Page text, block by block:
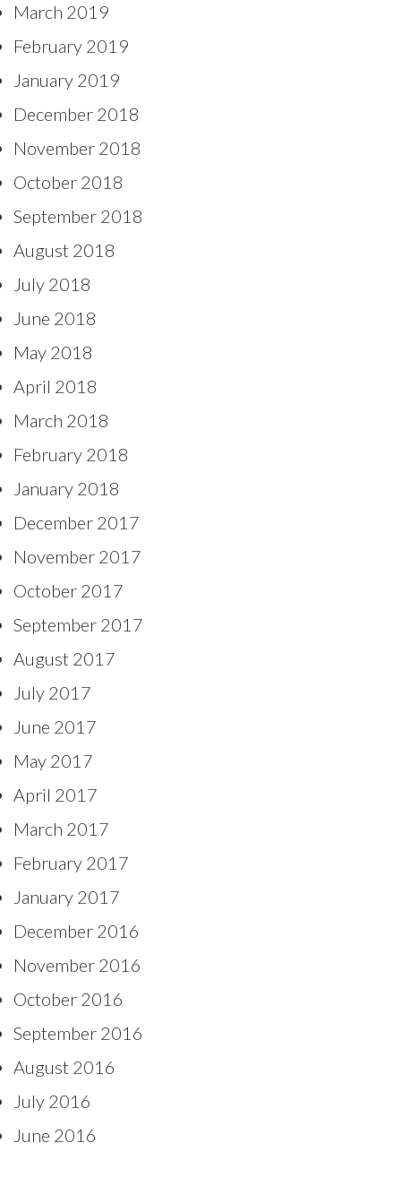
March 2019
February 2019
January 2019
December 2018
November 2018
October 2018
September 2018
August 2018
July 2018
June 2018
May 2018
April 2018
March 2018
February 2018
January 2018
December 2017
November 2017
October 2017
September 2017
August 2017
July 2017
June 2017
May 2017
April 2017
March 2017
February 2017
January 2017
December 2016
November 2016
October 2016
September 2016
August 2016
July 2016
June 2016